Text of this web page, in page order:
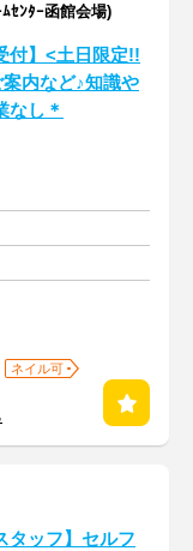
ｾﾝﾀｰ函館会場)
付】<土日限定!!
内など♪知識や
し＊
ネイル可
タッフ】セルフ